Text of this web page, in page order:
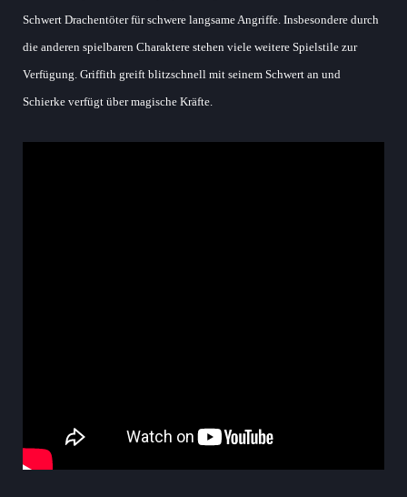
Schwert Drachentöter für schwere langsame Angriffe. Insbesondere durch
die anderen spielbaren Charaktere stehen viele weitere Spielstile zur
Verfügung. Griffith greift blitzschnell mit seinem Schwert an und
Schierke verfügt über magische Kräfte.